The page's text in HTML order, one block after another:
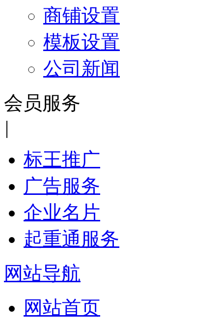
商铺设置
模板设置
公司新闻
会员服务
|
标王推广
广告服务
企业名片
起重通服务
网站导航
网站首页